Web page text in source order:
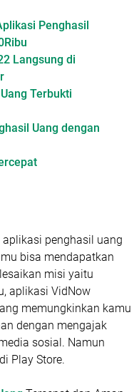
Penghasil
Langsung di
Terbukti
Uang dengan
penghasil uang
bisa mendapatkan
misi yaitu
aplikasi VidNow
memungkinkan kamu
dengan mengajak
sosial. Namun
Play Store.